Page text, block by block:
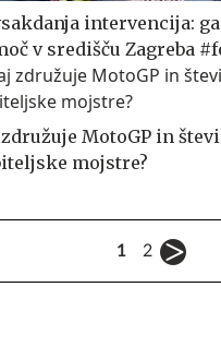
intervencija:
v središču Zagreba
MotoGP in
mojstre?
1 2